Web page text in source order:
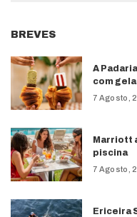
BREVES
A
com
7 Agosto,
Marriott
piscina
7 Agosto,
Ericeira